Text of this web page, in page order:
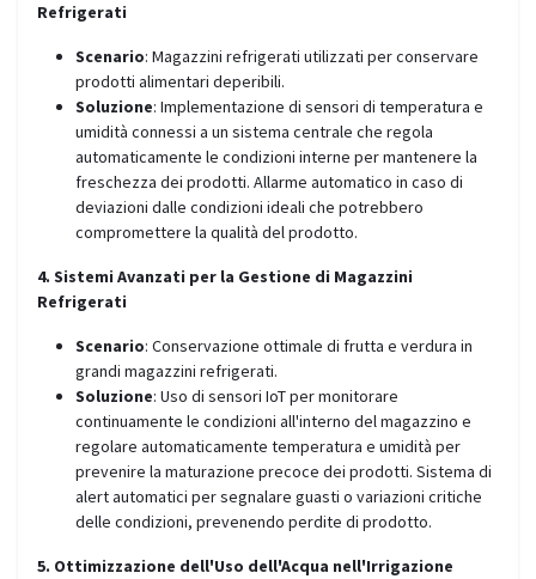
Refrigerati
Scenario: Magazzini refrigerati utilizzati per conservare
prodotti alimentari deperibili.
Soluzione: Implementazione di sensori di temperatura e
umidità connessi a un sistema centrale che regola
automaticamente le condizioni interne per mantenere la
freschezza dei prodotti. Allarme automatico in caso di
deviazioni dalle condizioni ideali che potrebbero
compromettere la qualità del prodotto.
4. Sistemi Avanzati per la Gestione di Magazzini
Refrigerati
Scenario: Conservazione ottimale di frutta e verdura in
grandi magazzini refrigerati.
Soluzione: Uso di sensori IoT per monitorare
continuamente le condizioni all'interno del magazzino e
regolare automaticamente temperatura e umidità per
prevenire la maturazione precoce dei prodotti. Sistema di
alert automatici per segnalare guasti o variazioni critiche
delle condizioni, prevenendo perdite di prodotto.
5. Ottimizzazione dell'Uso dell'Acqua nell'Irrigazione